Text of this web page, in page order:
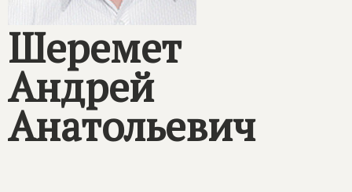
Шеремет
Андрей
Анатольевич